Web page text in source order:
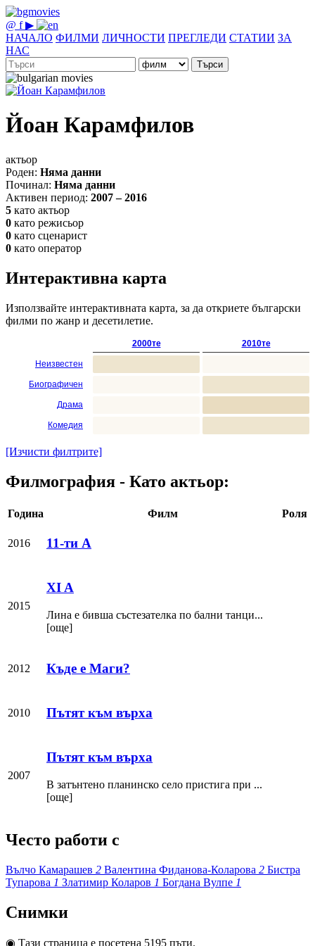
@ f ▶
НАЧАЛО ФИЛМИ ЛИЧНОСТИ ПРЕГЛЕДИ СТАТИИ ЗА
НАС
Търси
Йоан Карамфилов
актьор
Роден: Няма данни
Починал: Няма данни
Активен период: 2007 – 2016
5 като актьор
0 като режисьор
0 като сценарист
0 като оператор
Интерактивна карта
Използвайте интерактивната карта, за да откриете български
филми по жанр и десетилетие.
2000те 2010те
Неизвестен
Биографичен
Драма
Комедия
[Изчисти филтрите]
Филмография - Като актьор:
Година Филм Роля
2016 11-ти А
2015
XI A
Лина е бивша състезателка по бални танци...
[още]
2012 Къде е Маги?
2010 Пътят към върха
2007
Пътят към върха
В затънтено планинско село пристига при ...
[още]
Често работи с
Вълчо Камарашев 2 Валентина Фиданова-Коларова 2 Бистра
Тупарова 1 Златимир Коларов 1 Богдана Вулпе 1
Снимки
◉ Тази страница е посетена 5195 пъти.